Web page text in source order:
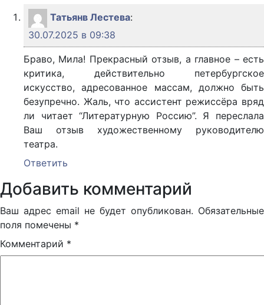
Татьянв Лестева:
30.07.2025 в 09:38
Браво, Мила! Прекрасный отзыв, а главное – есть
критика, действительно петербургское
искусство, адресованное массам, должно быть
безупречно. Жаль, что ассистент режиссёра вряд
ли читает “Литературную Россию”. Я переслала
Ваш отзыв художественному руководителю
театра.
Ответить
Добавить комментарий
Ваш адрес email не будет опубликован. Обязательные
поля помечены *
Комментарий *